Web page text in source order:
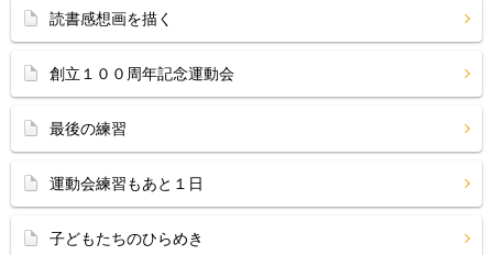
読書感想画を描く
創立１００周年記念運動会
最後の練習
運動会練習もあと１日
子どもたちのひらめき